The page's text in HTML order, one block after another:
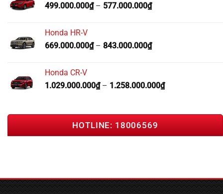
499.000.000₫– 577.000.000₫
Honda HR-V
669.000.000₫– 843.000.000₫
Honda CR-V
1.029.000.000₫– 1.258.000.000₫
HOTLINE: 18006569